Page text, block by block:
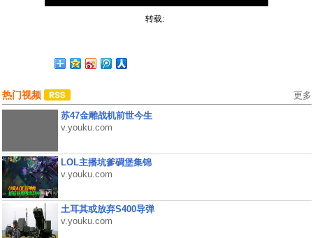
转载:
热门视频 更多
苏47金雕战机前世今生
v.youku.com
LOL主播坑爹碉堡集锦
v.youku.com
土耳其或放弃S400导弹
v.youku.com